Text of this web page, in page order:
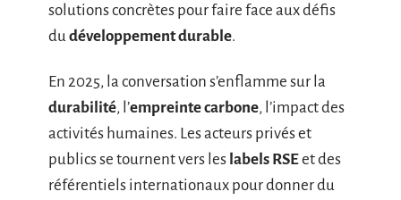
solutions concrètes pour faire face aux défis
du développement durable.
En 2025, la conversation s’enflamme sur la
durabilité, l’empreinte carbone, l’impact des
activités humaines. Les acteurs privés et
publics se tournent vers les labels RSEet des
référentiels internationaux pour donner du